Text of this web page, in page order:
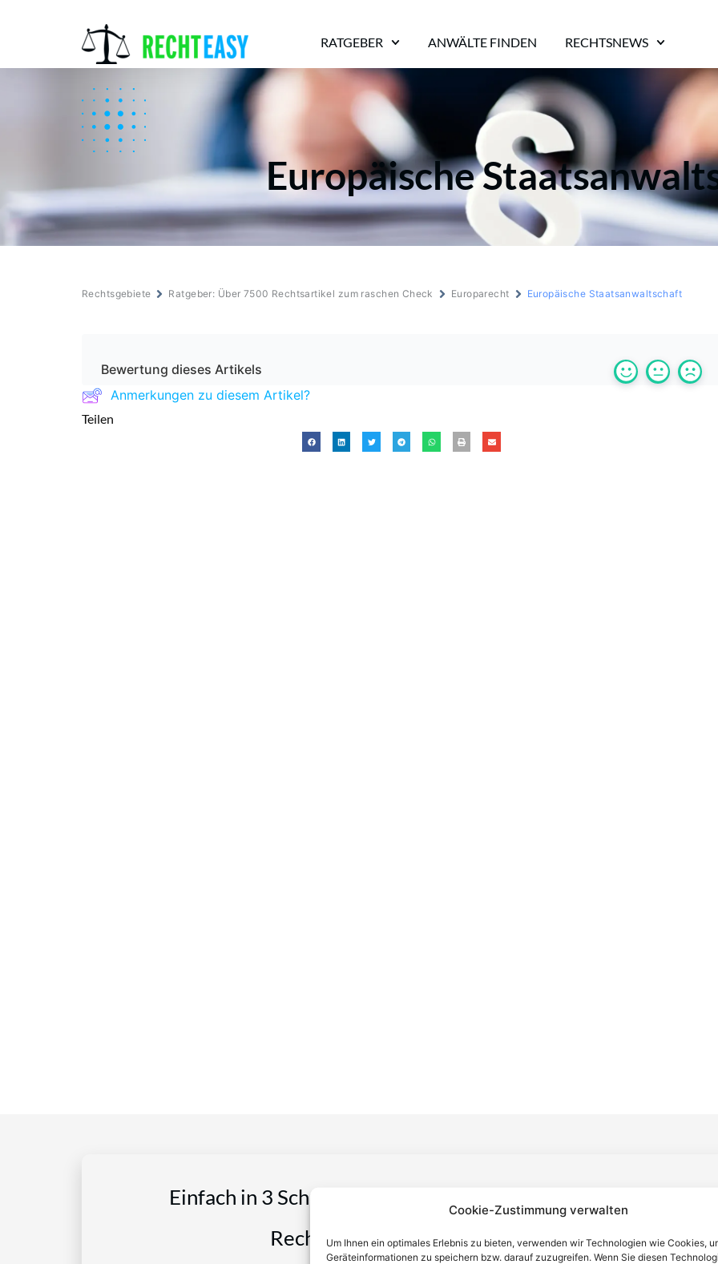
Cookie-Zustimmung verwalten
Um Ihnen ein optimales Erlebnis zu bieten, verwenden wir Technologien wie Cookies,
Geräteinformationen zu speichern bzw. darauf zuzugreifen. Wenn Sie diesen
RATGEBER ANWÄLTE FINDEN RECHTSNEWS
Europäische
Rechtsgebiete Ratgeber: Über 7500 Rechtsartikel zum raschen Check Europarecht Europäische Staatsanwaltschaft
Bewertung dieses Artikels
Anmerkungen zu diesem Artikel?
Teilen
Einfach in 3 Schritten einen Anwalt finden, der auf Ihr
Rechtsproblem spezialisiert ist
Alle Anwälte